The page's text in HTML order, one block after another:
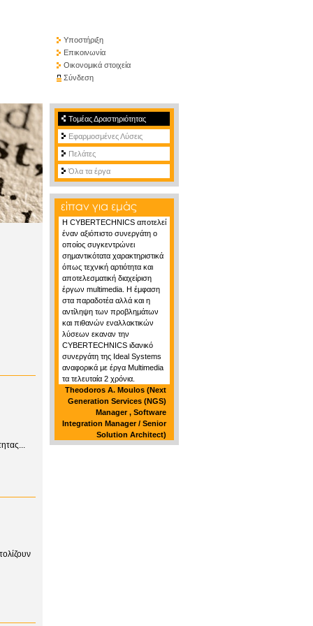
Υποστήριξη
Επικοινωνία
Οικονομικά στοιχεία
Σύνδεση
Τομέας Δραστηριότητας
Εφαρμοσμένες Λύσεις
Πελάτες
Όλα τα έργα
H CYBERTECHNICS αποτελεί
έναν αξιόπιστο συνεργάτη ο
οποίος συγκεντρώνει
σημαντικότατα χαρακτηριστικά
όπως τεχνική αρτιότητα και
αποτελεσματική διαχείριση
έργων multimedia. H έμφαση
στα παραδοτέα αλλά και η
αντίληψη των προβλημάτων
και πιθανών εναλλακτικών
λύσεων εκαναν την
CYBERTECHNICS ιδανικό
συνεργάτη της Ideal Systems
αναφορικά με έργα Multimedia
τα τελευταία 2 χρόνια.
Theodoros A. Moulos (Next
Generation Services (NGS)
Manager , Software
Integration Manager / Senior
Solution Architect)